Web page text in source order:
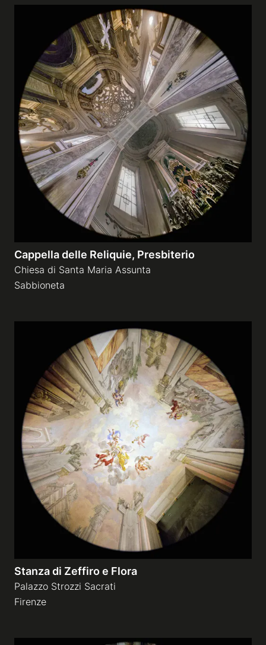
Cappella delle Reliquie, Presbiterio
Chiesa di Santa Maria Assunta
Sabbioneta
Stanza di Zeffiro e Flora
Palazzo Strozzi Sacrati
Firenze